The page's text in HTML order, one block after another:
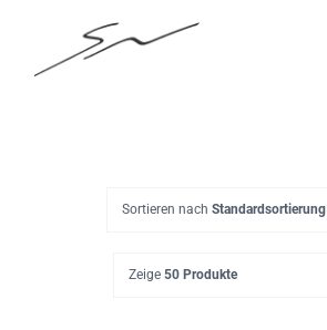
content
Sortieren nach Standardsortierung
Zeige 50 Produkte